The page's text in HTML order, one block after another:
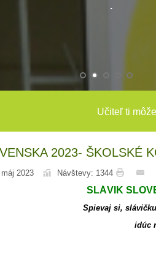
.
Učiteľ ti
2023- ŠKOLSKÉ
2023 Návštevy: 1344
SLÁVIK
Spievaj si,
idúc